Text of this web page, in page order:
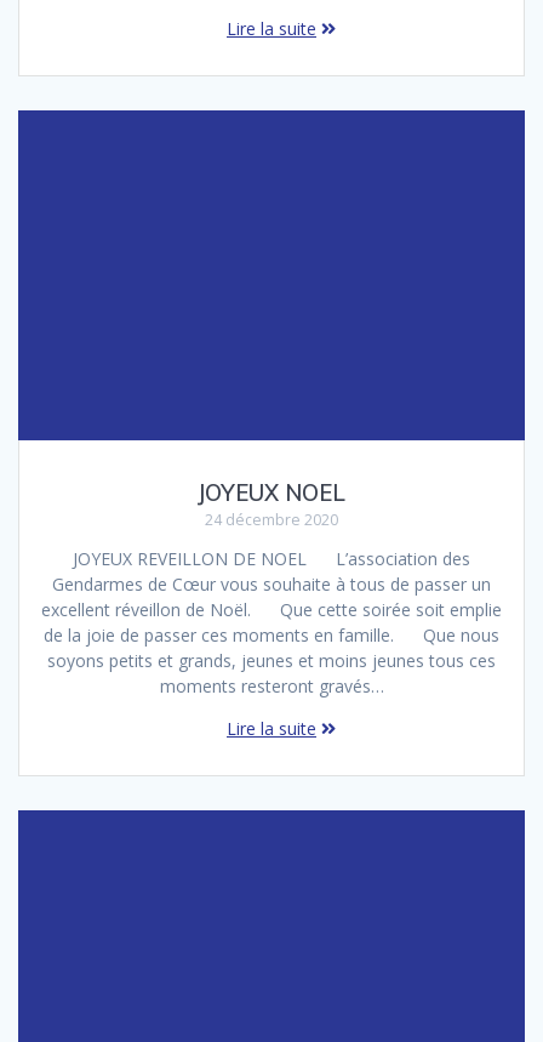
Lire la suite
JOYEUX NOEL
24 décembre 2020
JOYEUX REVEILLON DE NOEL L’association des
Gendarmes de Cœur vous souhaite à tous de passer un
excellent réveillon de Noël. Que cette soirée soit emplie
de la joie de passer ces moments en famille. Que nous
soyons petits et grands, jeunes et moins jeunes tous ces
moments resteront gravés…
Lire la suite